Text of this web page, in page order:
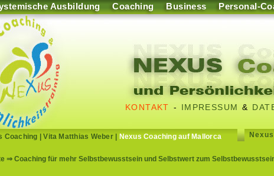
Ausbildung Coaching Business Personal-
KONTAKT - IMPRESSUM &
Coaching |Vita Matthias Weber| Nexus Coaching auf Mallorca
⇒ Coaching für mehr Selbstbewusstsein und Selbstwert zum